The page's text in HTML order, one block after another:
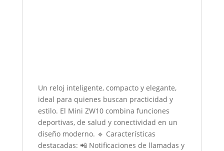
Un reloj inteligente, compacto y elegante,
ideal para quienes buscan practicidad y
estilo. El Mini ZW10 combina funciones
deportivas, de salud y conectividad en un
diseño moderno. 🔹 Características
destacadas: 📲 Notificaciones de llamadas y